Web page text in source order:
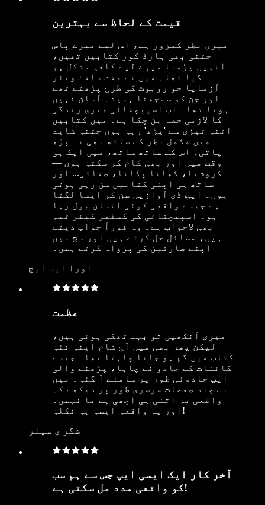
قیمت کے لحاظ سے بہترین
میری نظر کمزور ہے، اس لیے میرے پاس
جتنی بھی ہارڈ کور کتابیں تھیں،
انہیں پڑھنا میرے لیے کافی مشکل ہو
گیا تھا۔ میں نے مفت سافٹ ویئر
آزمایا جو روبوٹ کی طرح پڑھتے تھے
اور جن کو سمجھنا ہمیشہ آسان نہیں
ہوتا تھا۔ اب اسپیچفائی میری زندگی
کا لازمی حصہ بن چکا ہے۔ میں کتابیں
اتنی تیزی سے 'پڑھ' رہی ہوں جتنی شاید
میں مکمل نظر کے ساتھ بھی نہ پڑھ
پاتی۔ اس کے ساتھ ساتھ، میں ایک ہی
وقت میں اور بھی کام کر سکتی ہوں —
کروشیا، کھانا پکانا، صفائی... اور
ساتھ ہی اپنی کتابیں سن رہی ہوتی
ہوں۔ ایچ ڈی آوازیں سن کر ایسا لگتا
ہے جیسے واقعی کوئی انسان بول رہا
ہو۔ اسپیچفائی کی کسٹمر کیئر ٹیم
بھی لاجواب ہے۔ وہ فوراً جواب دیتے
ہیں، مسائل حل کرتے ہیں اور سچ میں
اپنے صارفین کی پرواہ کرتے ہیں۔
لورا ایس ایچ
عظمت
میری آنکھیں تو بہت تھکی ہوئی ہیں،
لیکن پھر بھی میں آج شام اپنی نئی
کتاب میں گم ہو جانا چاہتا تھا۔ جیسے
کائنات کے جادو نے چاہا، پڑھنے والی
ایپ جادوئی طور پر سامنے آ گئی۔ میں
نے چند صفحات سرسری طور پر دیکھے کہ
واقعی یہ اتنی ہی اچھی ہے یا نہیں۔
اور یہ واقعی ایسی ہی نکلی!
شگر ی سیلر
آخر کار ایک ایسی ایپ جس سے ہم سب
کو واقعی مدد مل سکتی ہے!